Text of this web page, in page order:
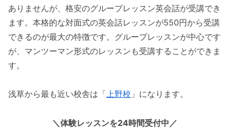
ありませんが、格安のグループレッスン英会話が受講でき
ます。本格的な対面式の英会話レッスンが550円から受講
できるのが最大の特徴です。グループレッスンが中心です
が、マンツーマン形式のレッスンも受講することができま
す。
浅草から最も近い校舎は「上野校 」になります。
＼体験レッスンを24時間受付中／